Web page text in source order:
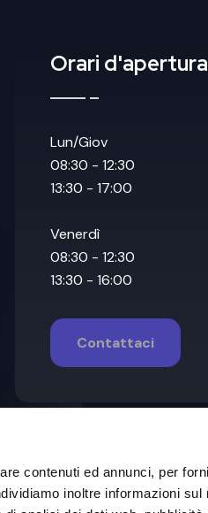
contenuti ed annunci, per
inoltre informazioni
Orari d'apertura
Lun/Giov
08:30 - 12:30
13:30 - 17:00
Venerdì
08:30 - 12:30
13:30 - 16:00
Contattaci